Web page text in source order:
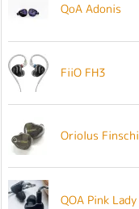
QoA Adonis
FiiO FH3
Oriolus Finschi
QOA Pink Lady